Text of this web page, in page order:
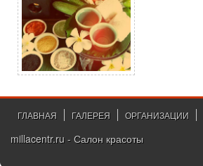
ГЛАВНАЯ ГАЛЕРЕЯ ОРГАНИЗАЦИИ
millacentr.ru - Салон красоты